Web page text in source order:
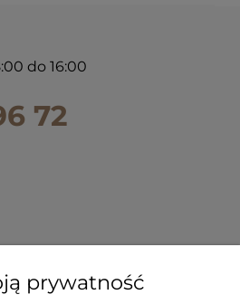
do 16:00
72
prywatność